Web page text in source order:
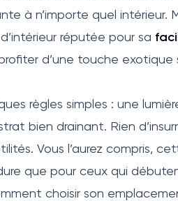
à n’importe quel intérieur.
réputée pour sa
d’une touche exotique
règles simples : une
bien drainant. Rien
Vous l’aurez compris,
que pour ceux qui
choisir son